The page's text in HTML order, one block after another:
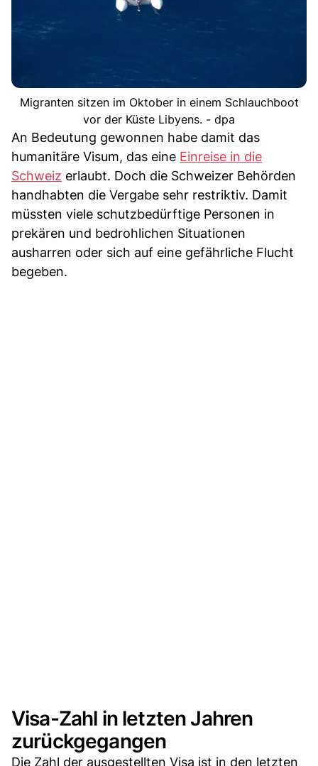
Migranten sitzen im Oktober in einem Schlauchboot
vor der Küste Libyens. - dpa
An Bedeutung gewonnen habe damit das
humanitäre Visum, das eine Einreise in die
Schweiz erlaubt. Doch die Schweizer Behörden
handhabten die Vergabe sehr restriktiv. Damit
müssten viele schutzbedürftige Personen in
prekären und bedrohlichen Situationen
ausharren oder sich auf eine gefährliche Flucht
begeben.
Visa-Zahl in letzten Jahren
zurückgegangen
Die Zahl der ausgestellten Visa ist in den letzten